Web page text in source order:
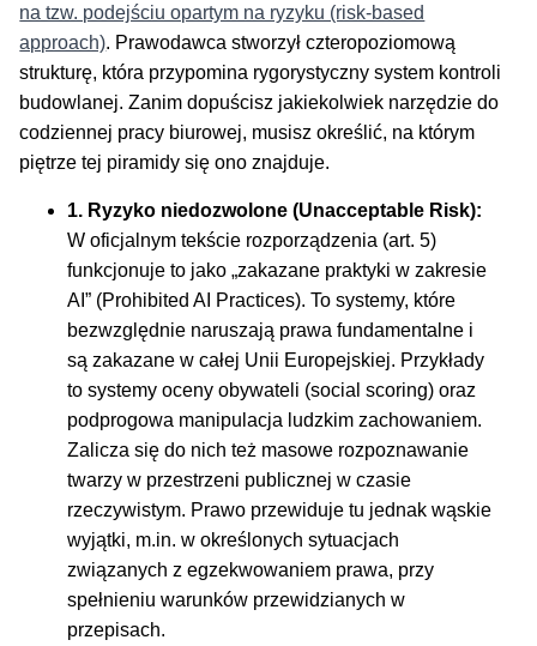
na tzw. podejściu opartym na ryzyku (risk-based
approach). Prawodawca stworzył czteropoziomową
strukturę, która przypomina rygorystyczny system kontroli
budowlanej. Zanim dopuścisz jakiekolwiek narzędzie do
codziennej pracy biurowej, musisz określić, na którym
piętrze tej piramidy się ono znajduje.
1. Ryzyko niedozwolone (Unacceptable Risk):
W oficjalnym tekście rozporządzenia (art. 5)
funkcjonuje to jako „zakazane praktyki w zakresie
AI” (Prohibited AI Practices). To systemy, które
bezwzględnie naruszają prawa fundamentalne i
są zakazane w całej Unii Europejskiej. Przykłady
to systemy oceny obywateli (social scoring) oraz
podprogowa manipulacja ludzkim zachowaniem.
Zalicza się do nich też masowe rozpoznawanie
twarzy w przestrzeni publicznej w czasie
rzeczywistym. Prawo przewiduje tu jednak wąskie
wyjątki, m.in. w określonych sytuacjach
związanych z egzekwowaniem prawa, przy
spełnieniu warunków przewidzianych w
przepisach.